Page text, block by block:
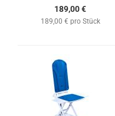
189,00 €
189,00 € pro Stück